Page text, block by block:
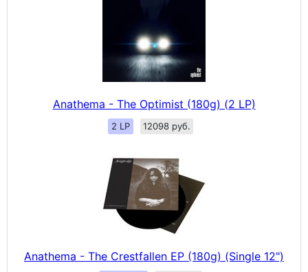
Anathema - The Optimist (180g) (2 LP)
2 LP 12098 руб.
Anathema - The Crestfallen EP (180g) (Single 12")